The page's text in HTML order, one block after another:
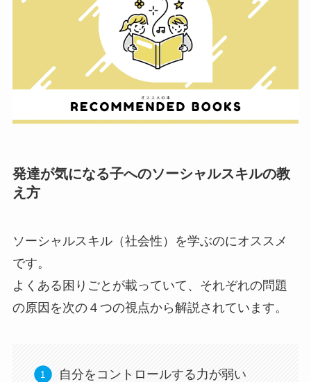
発達が気になる子へのソーシャルスキルの教
え方
ソーシャルスキル（社会性）を学ぶのにオススメ
です。
よくある困りごとが載っていて、それぞれの問題
の原因を次の４つの視点から解説されています。
自分をコントロールする力が弱い